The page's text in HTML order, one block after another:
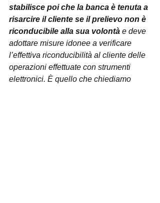
stabilisce poi che la banca è tenuta a
risarcire il cliente se il prelievo non è
riconducibile alla sua volontà e deve
adottare misure idonee a verificare
l’effettiva riconducibilità al cliente delle
operazioni effettuate con strumenti
elettronici. È quello che chiediamo